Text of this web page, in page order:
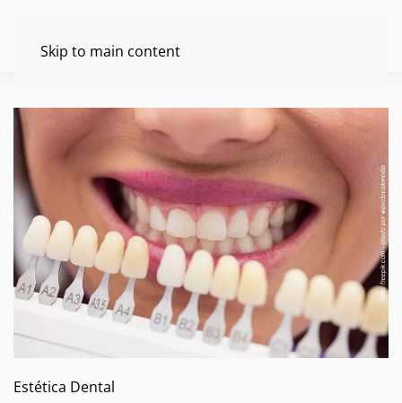
Skip to main content
Estética Dental